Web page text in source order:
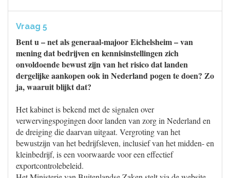
Vraag 5
Bent u – net als generaal-majoor Eichelsheim – van
mening dat bedrijven en kennisinstellingen zich
onvoldoende bewust zijn van het risico dat landen
dergelijke aankopen ook in Nederland pogen te doen? Zo
ja, waaruit blijkt dat?
Het kabinet is bekend met de signalen over
verwervingspogingen door landen van zorg in Nederland en
de dreiging die daarvan uitgaat. Vergroting van het
bewustzijn van het bedrijfsleven, inclusief van het midden- en
kleinbedrijf, is een voorwaarde voor een effectief
exportcontrolebeleid.